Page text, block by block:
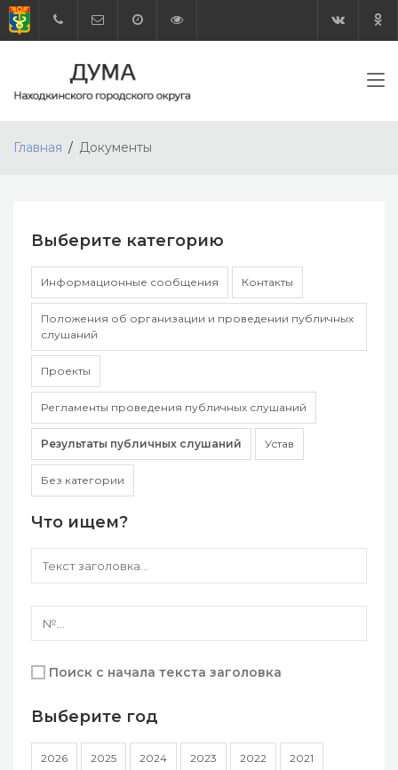
Главная Документы
Выберите категорию
Информационные сообщения Контакты
Положения об организации и проведении публичных
слушаний
Проекты
Регламенты проведения публичных слушаний
Результаты публичных слушаний Устав
Без категории
Что ищем?
Поиск с начала текста заголовка
Выберите год
2026 2025 2024 2023 2022 2021